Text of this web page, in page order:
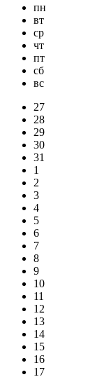
пн
вт
ср
чт
пт
сб
вс
27
28
29
30
31
1
2
3
4
5
6
7
8
9
10
11
12
13
14
15
16
17